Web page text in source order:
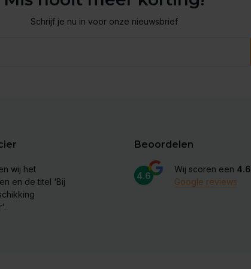
Schrijf je nu in voor onze nieuwsbrief
wij het
en de titel ‘Bij
Beoordelen
4.6
Wij scoren een 4.6
Google reviews